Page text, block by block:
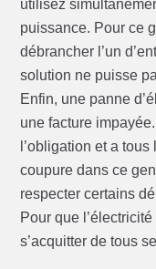
utilisez
puissance. Pour ce
débrancher l’un
solution ne puisse
Enfin, une panne
une facture
l’obligation et a
coupure dans ce
respecter certains
Pour que
s’acquitter de tous